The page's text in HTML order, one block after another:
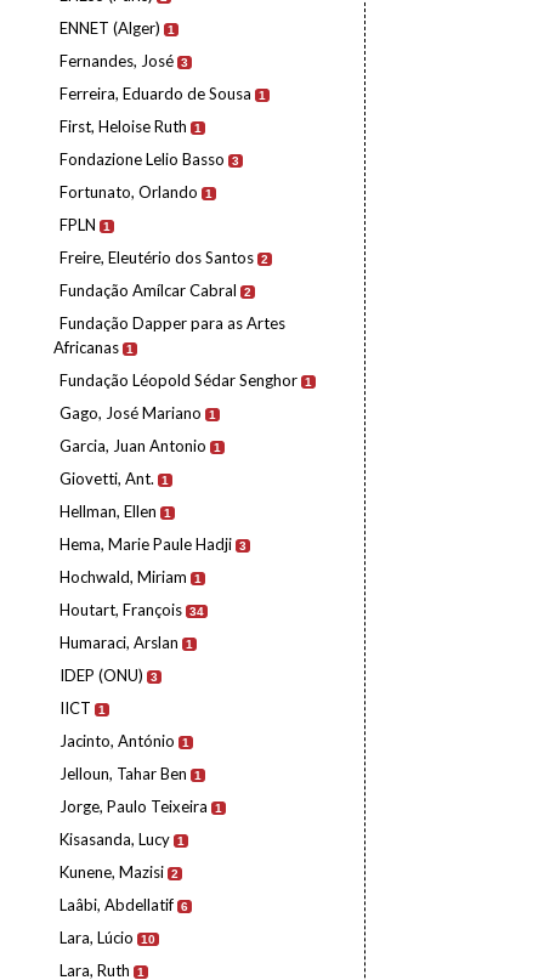
ENNET (Alger) 1
Fernandes, José 3
Ferreira, Eduardo de Sousa 1
First, Heloise Ruth 1
Fondazione Lelio Basso 3
Fortunato, Orlando 1
FPLN 1
Freire, Eleutério dos Santos 2
Fundação Amílcar Cabral 2
Fundação Dapper para as Artes
Africanas 1
Fundação Léopold Sédar Senghor 1
Gago, José Mariano 1
Garcia, Juan Antonio 1
Giovetti, Ant. 1
Hellman, Ellen 1
Hema, Marie Paule Hadji 3
Hochwald, Miriam 1
Houtart, François 34
Humaraci, Arslan 1
IDEP (ONU) 3
IICT 1
Jacinto, António 1
Jelloun, Tahar Ben 1
Jorge, Paulo Teixeira 1
Kisasanda, Lucy 1
Kunene, Mazisi 2
Laâbi, Abdellatif 6
Lara, Lúcio 10
Lara, Ruth 1